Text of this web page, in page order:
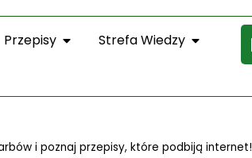
Przepisy Strefa Wiedzy
i poznaj przepisy, które podbiją internet!